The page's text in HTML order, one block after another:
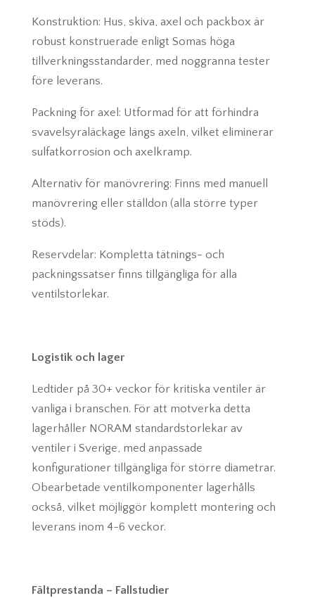
Konstruktion: Hus, skiva, axel och packbox är
robust konstruerade enligt Somas höga
tillverkningsstandarder, med noggranna tester
före leverans.
Packning för axel: Utformad för att förhindra
svavelsyraläckage längs axeln, vilket eliminerar
sulfatkorrosion och axelkramp.
Alternativ för manövrering: Finns med manuell
manövrering eller ställdon (alla större typer
stöds).
Reservdelar: Kompletta tätnings- och
packningssatser finns tillgängliga för alla
ventilstorlekar.
Logistik och lager
Ledtider på 30+ veckor för kritiska ventiler är
vanliga i branschen. För att motverka detta
lagerhåller NORAM standardstorlekar av
ventiler i Sverige, med anpassade
konfigurationer tillgängliga för större diametrar.
Obearbetade ventilkomponenter lagerhålls
också, vilket möjliggör komplett montering och
leverans inom 4-6 veckor.
Fältprestanda – Fallstudier